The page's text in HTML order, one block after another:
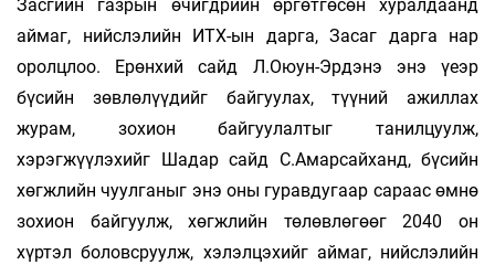
Засгийн газрын өчигдрийн өргөт­гө­сөн хуралдаанд
аймаг, нийслэлийн ИТХ-ын дарга, Засаг дарга нар
оролцлоо. Ерөн­хий сайд Л.Оюун-Эрдэнэ энэ үеэр
бүсийн зөвлөлүүдийг байгуулах, түүний ажил­лах
журам, зохион байгуулалтыг танил­цуулж,
хэрэгжүүлэхийг Шадар сайд С.Амар­сай­ханд, бүсийн
хөгжлийн чуул­ганыг энэ оны гуравдугаар сараас өмнө
зохион бай­гуулж, хөгжлийн төлөвлөгөөг 2040 он
хүртэл боловсруулж, хэлэлцэхийг аймаг, нийслэлийн